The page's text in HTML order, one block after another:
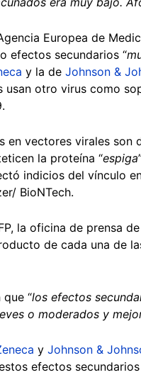
Europea de
efectos secundarios “
y la de Johnson &
usan otro virus como
en vectores virales son
la proteína “espiga
indicios del vínculo
BioNTech.
la oficina de prensa
de cada una de
“los efectos
o moderados y
y Johnson &
efectos